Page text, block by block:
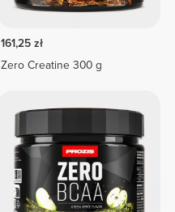
161,25 zł
Zero Creatine 300 g